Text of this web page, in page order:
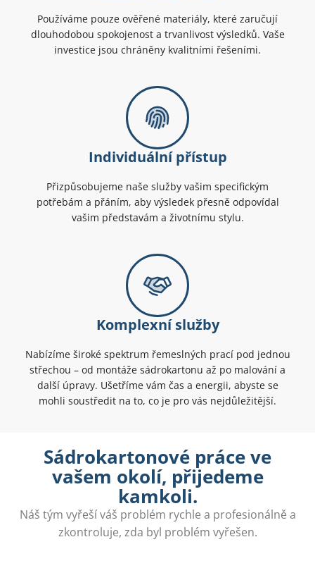
Používáme pouze ověřené materiály, které zaručují
dlouhodobou spokojenost a trvanlivost výsledků. Vaše
investice jsou chráněny kvalitními řešeními.
Individuální přístup
Přizpůsobujeme naše služby vašim specifickým
potřebám a přáním, aby výsledek přesně odpovídal
vašim představám a životnímu stylu.
Komplexní služby
Nabízíme široké spektrum řemeslných prací pod jednou
střechou – od montáže sádrokartonu až po malování a
další úpravy. Ušetříme vám čas a energii, abyste se
mohli soustředit na to, co je pro vás nejdůležitější.
Sádrokartonové práce ve
vašem okolí, přijedeme
kamkoli.
Náš tým vyřeší váš problém rychle a profesionálně a
zkontroluje, zda byl problém vyřešen.